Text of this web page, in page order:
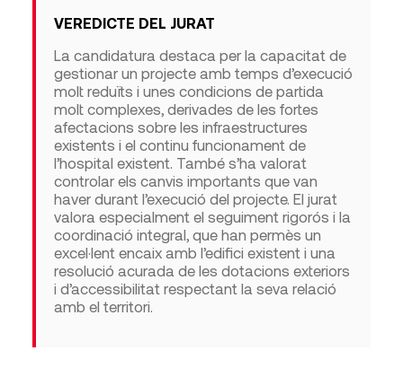
VEREDICTE DEL JURAT
La candidatura destaca per la capacitat de
gestionar un projecte amb temps d’execució
molt reduïts i unes condicions de partida
molt complexes, derivades de les fortes
afectacions sobre les infraestructures
existents i el continu funcionament de
l’hospital existent. També s’ha valorat
controlar els canvis importants que van
haver durant l’execució del projecte. El jurat
valora especialment el seguiment rigorós i la
coordinació integral, que han permès un
excel·lent encaix amb l’edifici existent i una
resolució acurada de les dotacions exteriors
i d’accessibilitat respectant la seva relació
amb el territori.